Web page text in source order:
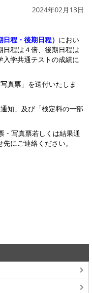
2024年02月13日
日程・後期日程） におい
程は４倍、後期日程は
入学共通テストの成績に
真票」を送付いたしま
知」及び「検定料の一部
写真票若しくは結果通
にご連絡ください。